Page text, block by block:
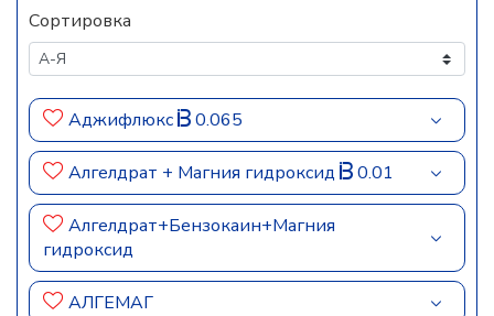
Сортировка
Аджифлюкс 0.065
Алгелдрат + Магния гидроксид 0.01
Алгелдрат+Бензокаин+Магния
гидроксид
АЛГЕМАГ